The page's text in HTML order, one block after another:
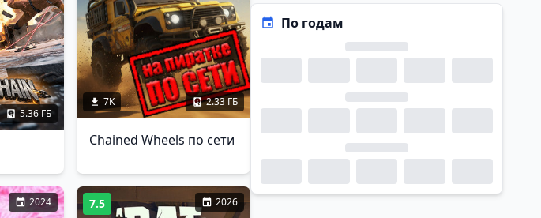
5.36 ГБ
7K 2.33 ГБ
Chained Wheels по сети
2024 7.5 2026
По годам